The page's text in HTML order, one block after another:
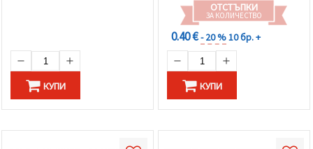
КУПИ
ОТСТЪПКИ
ЗА КОЛИЧЕСТВО
0.40 €- 20 %10 бр. +
КУПИ